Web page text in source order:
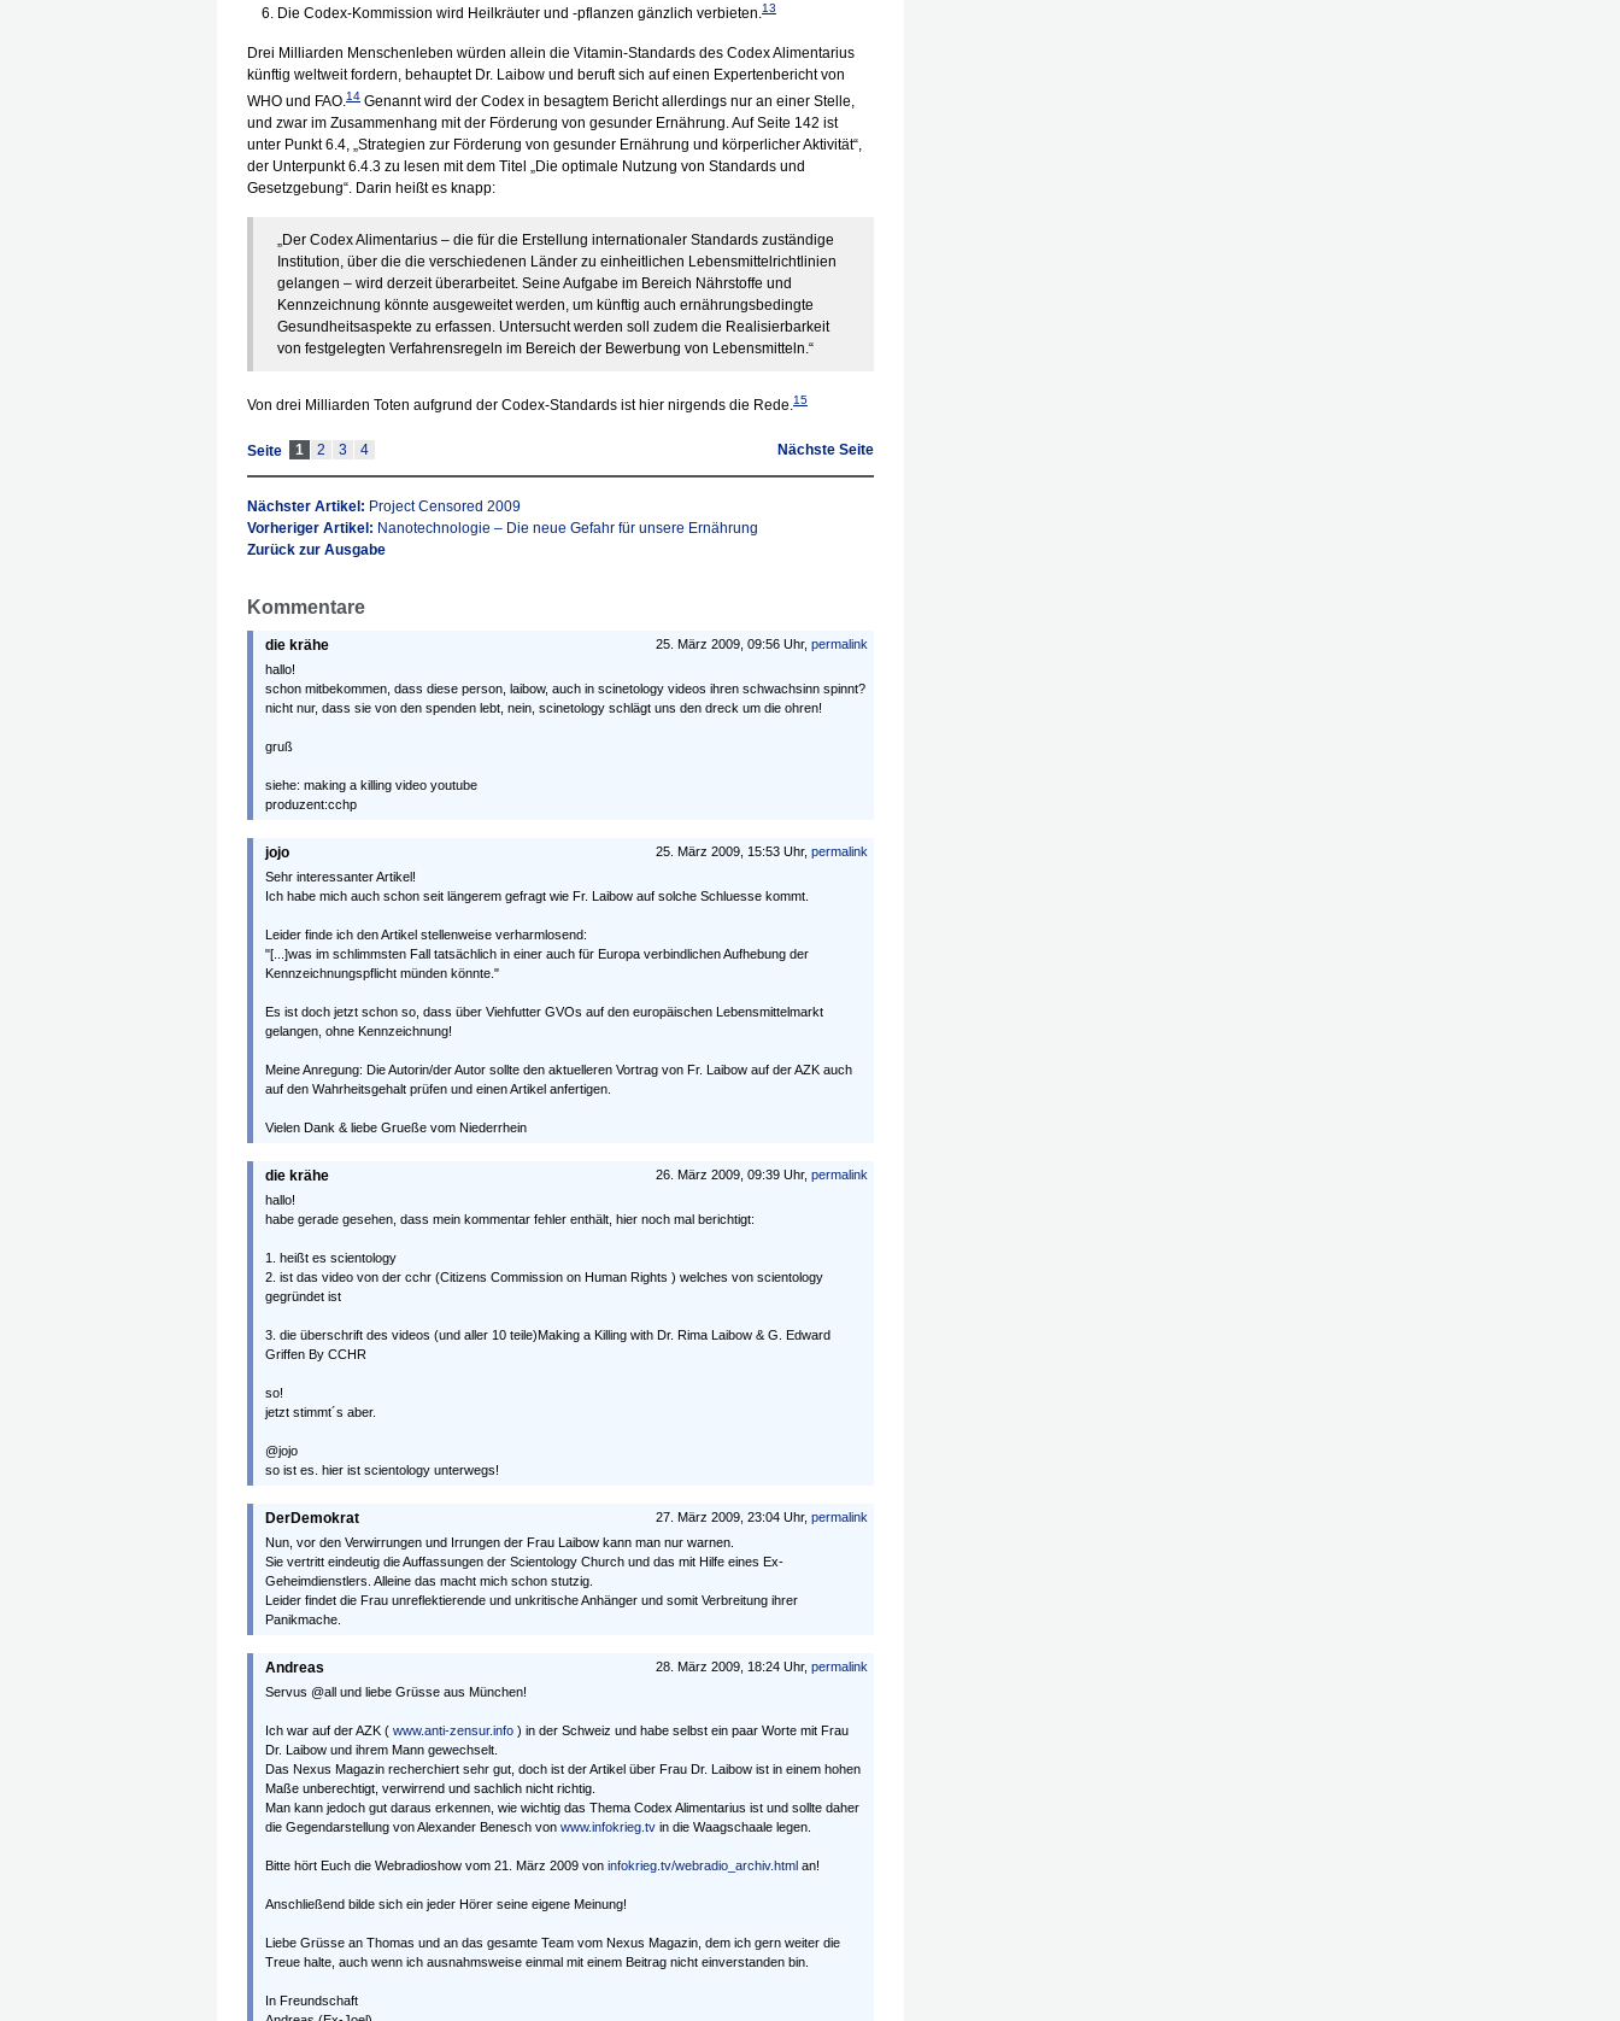
Die Codex-Kommission wird Heilkräuter und -pflanzen gänzlich verbieten.13
Drei Milliarden Menschenleben würden allein die Vitamin-Standards des Codex Alimentarius
künftig weltweit fordern, behauptet Dr. Laibow und beruft sich auf einen Expertenbericht von
WHO und FAO.14 Genannt wird der Codex in besagtem Bericht allerdings nur an einer Stelle,
und zwar im Zusammenhang mit der Förderung von gesunder Ernährung. Auf Seite 142 ist
unter Punkt 6.4, „Strategien zur Förderung von gesunder Ernährung und körperlicher Aktivität“,
der Unterpunkt 6.4.3 zu lesen mit dem Titel „Die optimale Nutzung von Standards und
Gesetzgebung“. Darin heißt es knapp:
„Der Codex Alimentarius – die für die Erstellung internationaler Standards zuständige
Institution, über die die verschiedenen Länder zu einheitlichen Lebensmittelrichtlinien
gelangen – wird derzeit überarbeitet. Seine Aufgabe im Bereich Nährstoffe und
Kennzeichnung könnte ausgeweitet werden, um künftig auch ernährungsbedingte
Gesundheitsaspekte zu erfassen. Untersucht werden soll zudem die Realisierbarkeit
von festgelegten Verfahrensregeln im Bereich der Bewerbung von Lebensmitteln.“
Von drei Milliarden Toten aufgrund der Codex-Standards ist hier nirgends die Rede.15
Nächste Seite
Seite 1 2 3 4
Nächster Artikel: Project Censored 2009
Vorheriger Artikel: Nanotechnologie – Die neue Gefahr für unsere Ernährung
Zurück zur Ausgabe
Kommentare
25. März 2009, 09:56 Uhr, permalink
die krähe
hallo!
schon mitbekommen, dass diese person, laibow, auch in scinetology videos ihren schwachsinn spinnt?
nicht nur, dass sie von den spenden lebt, nein, scinetology schlägt uns den dreck um die ohren!
gruß
siehe: making a killing video youtube
produzent:cchp
25. März 2009, 15:53 Uhr, permalink
jojo
Sehr interessanter Artikel!
Ich habe mich auch schon seit längerem gefragt wie Fr. Laibow auf solche Schluesse kommt.
Leider finde ich den Artikel stellenweise verharmlosend:
"[...]was im schlimmsten Fall tatsächlich in einer auch für Europa verbindlichen Aufhebung der
Kennzeichnungspflicht münden könnte."
Es ist doch jetzt schon so, dass über Viehfutter GVOs auf den europäischen Lebensmittelmarkt
gelangen, ohne Kennzeichnung!
Meine Anregung: Die Autorin/der Autor sollte den aktuelleren Vortrag von Fr. Laibow auf der AZK auch
auf den Wahrheitsgehalt prüfen und einen Artikel anfertigen.
Vielen Dank & liebe Grueße vom Niederrhein
26. März 2009, 09:39 Uhr, permalink
die krähe
hallo!
habe gerade gesehen, dass mein kommentar fehler enthält, hier noch mal berichtigt:
1. heißt es scientology
2. ist das video von der cchr (Citizens Commission on Human Rights ) welches von scientology
gegründet ist
3. die überschrift des videos (und aller 10 teile)Making a Killing with Dr. Rima Laibow & G. Edward
Griffen By CCHR
so!
jetzt stimmt´s aber.
@jojo
so ist es. hier ist scientology unterwegs!
27. März 2009, 23:04 Uhr, permalink
DerDemokrat
Nun, vor den Verwirrungen und Irrungen der Frau Laibow kann man nur warnen.
Sie vertritt eindeutig die Auffassungen der Scientology Church und das mit Hilfe eines Ex-
Geheimdienstlers. Alleine das macht mich schon stutzig.
Leider findet die Frau unreflektierende und unkritische Anhänger und somit Verbreitung ihrer
Panikmache.
28. März 2009, 18:24 Uhr, permalink
Andreas
Servus @all und liebe Grüsse aus München!
Ich war auf der AZK ( www.anti-zensur.info ) in der Schweiz und habe selbst ein paar Worte mit Frau
Dr. Laibow und ihrem Mann gewechselt.
Das Nexus Magazin recherchiert sehr gut, doch ist der Artikel über Frau Dr. Laibow ist in einem hohen
Maße unberechtigt, verwirrend und sachlich nicht richtig.
Man kann jedoch gut daraus erkennen, wie wichtig das Thema Codex Alimentarius ist und sollte daher
die Gegendarstellung von Alexander Benesch von www.infokrieg.tv in die Waagschaale legen.
Bitte hört Euch die Webradioshow vom 21. März 2009 von infokrieg.tv/webradio_archiv.html an!
Anschließend bilde sich ein jeder Hörer seine eigene Meinung!
Liebe Grüsse an Thomas und an das gesamte Team vom Nexus Magazin, dem ich gern weiter die
Treue halte, auch wenn ich ausnahmsweise einmal mit einem Beitrag nicht einverstanden bin.
In Freundschaft